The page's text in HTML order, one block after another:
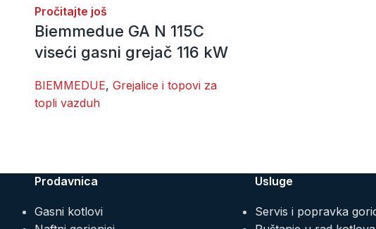
Pročitajte još
Biemmedue GA N 115C
viseći gasni grejač 116 kW
BIEMMEDUE, Grejalice i topovi za
topli vazduh
Prodavnica
Gasni kotlovi
Usluge
Servis i popravka